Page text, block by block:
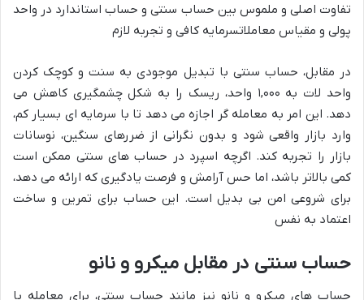
تفاوت اصلی و ملموس بین حساب سنتی و حساب استاندارد در واحد
پولی و مقیاس معاملاتسرمایه کافی و تجربه لازم
در مقابل، حساب سنتی با تبدیل موجودی به سنت و کوچک کردن
واحد لات به ۱,۰۰۰ واحد،
ریسک را به شکل چشمگیری کاهش می
دهد. این امر به معامله گر اجازه می دهد تا با سرمایه ای بسیار کم،
وارد بازار واقعی شود و بدون نگرانی از ضررهای سنگین، نوسانات
بازار را تجربه کند. اگرچه اسپرد در حساب های سنتی ممکن است
کمی بالاتر باشد، اما حس آرامش و فرصت یادگیری که ارائه می دهد،
برای شروعی امن بی بدیل است. این حساب برای تمرین و ساخت
اعتماد به نفس
حساب سنتی در مقابل میکرو و نانو
حساب های میکرو و نانو نیز مانند حساب سنتی، برای معامله با